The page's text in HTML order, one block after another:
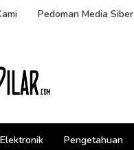
Pedoman Media Siber
Elektronik Pengetahuan